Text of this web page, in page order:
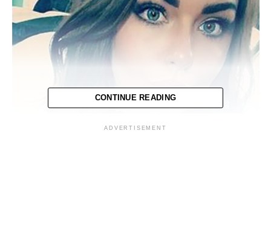
CONTINUE READING
ADVERTISEMENT